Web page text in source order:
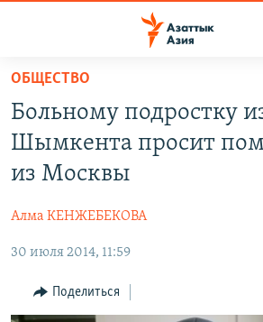
Вернуться
основному
содержанию
Вернутся
главной
Вернутся
поиску
КЫРГЫЗСТАН
ВОЙНА В УКРАИНЕ
КЫРГЫЗЧА
ЎЗБЕКЧА
ОБЩЕСТВО
Больному подростку
Шымкента просит
из Москвы
Алма КЕНЖЕБЕКОВА
30 июля 2014, 11:59
Поделиться